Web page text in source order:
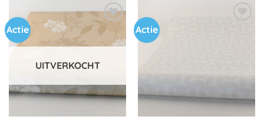
Actie
Toevoegen
aan
verlanglijst
UITVERKOCHT
Actie